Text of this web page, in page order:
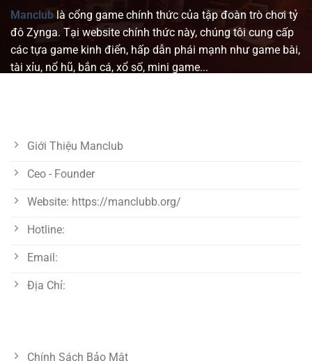
Manclub là cổng game chính thức của tập đoàn trò chơi tỷ
đô Zynga. Tại website chính thức này, chúng tôi cung cấp
các tựa game kinh điển, hấp dẫn phái mạnh như game bài,
tài xỉu, nổ hũ, bắn cá, xổ số, mini game...
Giới Thiệu Manclub
Ceo - Founder
Website: https://manclubb.org/
Hotline:
Email:
Địa Chỉ:
Chính Sách Bảo Mật